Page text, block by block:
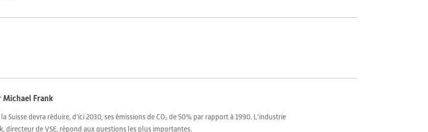
Michael Frank
devra réduire, d’ici 2030, ses émissions de CO₂ de 50% par rapport à 1990. L'industrie
de VSE, répond aux questions les plus importantes.